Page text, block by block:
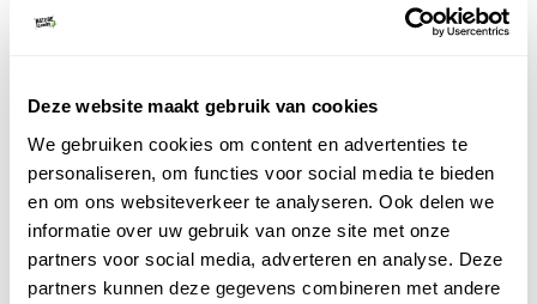
Deze website maakt gebruik van cookies
We gebruiken cookies om content en advertenties te
personaliseren, om functies voor social media te bieden
en om ons websiteverkeer te analyseren. Ook delen we
informatie over uw gebruik van onze site met onze
partners voor social media, adverteren en analyse. Deze
partners kunnen deze gegevens combineren met andere
wAARDEvol reizen in Tanzania
door deel te nemen aan duurzame projecten.
Steun lokale gemeenschappen, leer van de Masai
en...
BEKIJK
Tanzania Nomads